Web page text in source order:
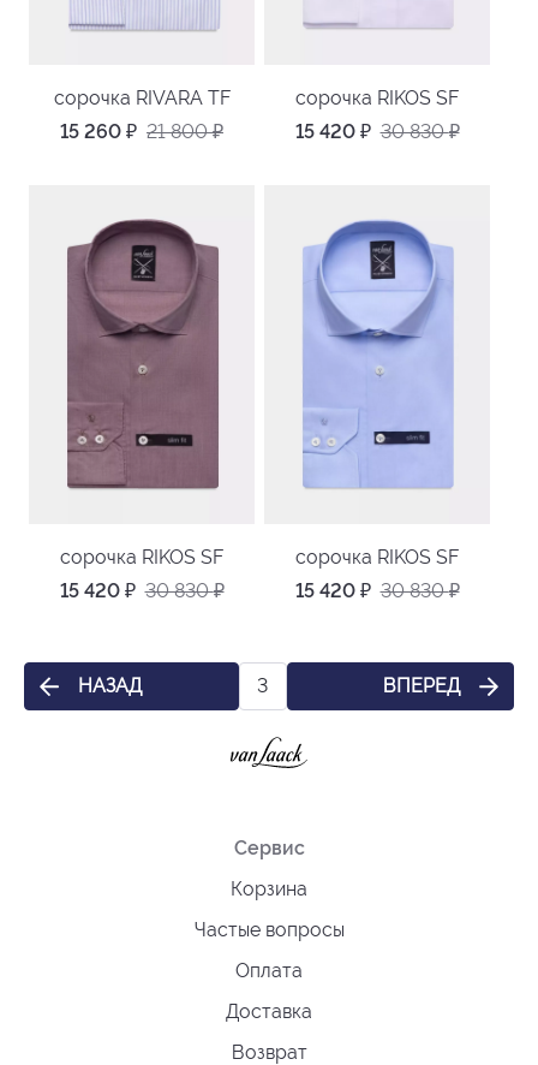
сорочка RIVARA TF
15 260 ₽ 21 800₽
сорочка RIKOS SF
15 420 ₽ 30 830₽
сорочка RIKOS SF
15 420 ₽ 30 830₽
сорочка RIKOS SF
15 420 ₽ 30 830₽
НАЗАД 3 ВПЕРЕД
Сервис
Корзина
Частые вопросы
Оплата
Доставка
Возврат